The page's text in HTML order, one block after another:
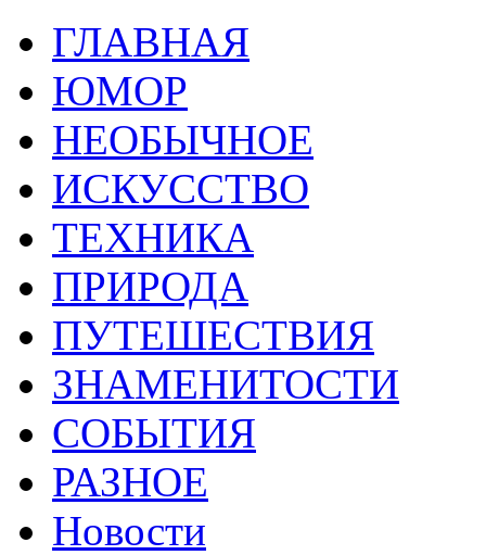
ГЛАВНАЯ
ЮМОР
НЕОБЫЧНОЕ
ИСКУССТВО
ТЕХНИКА
ПРИРОДА
ПУТЕШЕСТВИЯ
ЗНАМЕНИТОСТИ
СОБЫТИЯ
РАЗНОЕ
Новости